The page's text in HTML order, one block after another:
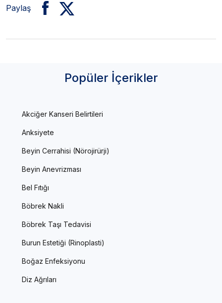
Paylaş
Popüler İçerikler
Akciğer Kanseri Belirtileri
Anksiyete
Beyin Cerrahisi (Nörojirürji)
Beyin Anevrizması
Bel Fıtığı
Böbrek Nakli
Böbrek Taşı Tedavisi
Burun Estetiği (Rinoplasti)
Boğaz Enfeksiyonu
Diz Ağrıları